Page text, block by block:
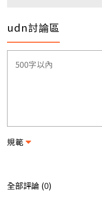
udn討論區
規範
全部評論 (0)